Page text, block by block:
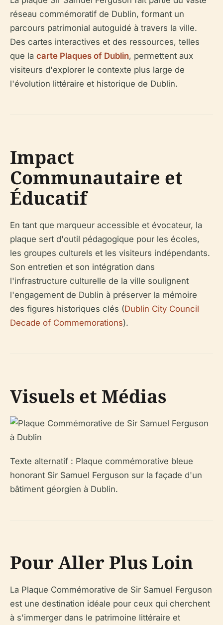
réseau commémoratif de Dublin, formant un
parcours patrimonial autoguidé à travers la ville.
Des cartes interactives et des ressources, telles
que la carte Plaques of Dublin, permettent aux
visiteurs d'explorer le contexte plus large de
l'évolution littéraire et historique de Dublin.
Impact
Communautaire et
Éducatif
En tant que marqueur accessible et évocateur, la
plaque sert d'outil pédagogique pour les écoles,
les groupes culturels et les visiteurs indépendants.
Son entretien et son intégration dans
l'infrastructure culturelle de la ville soulignent
l'engagement de Dublin à préserver la mémoire
des figures historiques clés (Dublin City Council
Decade of Commemorations).
Visuels et Médias
Texte alternatif : Plaque commémorative bleue
honorant Sir Samuel Ferguson sur la façade d'un
bâtiment géorgien à Dublin.
Pour Aller Plus Loin
La Plaque Commémorative de Sir Samuel Ferguson
est une destination idéale pour ceux qui cherchent
à s'immerger dans le patrimoine littéraire et